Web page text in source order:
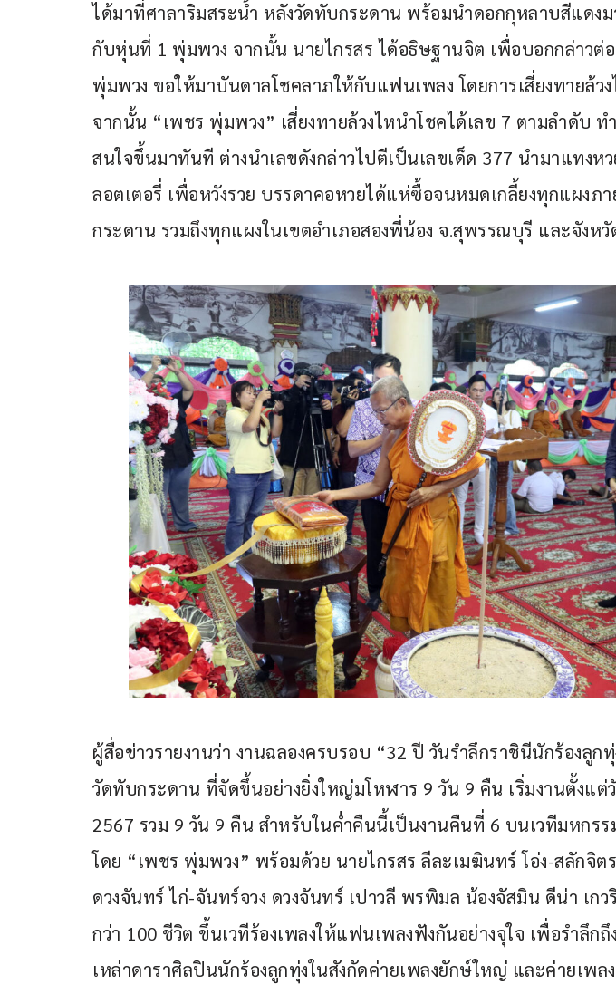
ได้มาที่ศาลาริมสระน้ำ หลังวัดทับกระดาน พร้อมนำดอกกุหลาบสีแดง
กับหุ่นที่ 1 พุ่มพวง จากนั้น นายไกรสร ได้อธิษฐานจิต เพื่อบอกกล่าวต่
พุ่มพวง ขอให้มาบันดาลโชคลาภให้กับแฟนเพลง โดยการเสี่ยงทายล้ว
จากนั้น “เพชร พุ่มพวง” เสี่ยงทายล้วงไหนำโชคได้เลข 7 ตามลำดับ ท
สนใจขึ้นมาทันที ต่างนำเลขดังกล่าวไปตีเป็นเลขเด็ด 377 นำมาแทงห
ลอตเตอรี่ เพื่อหวังรวย บรรดาคอหวยได้แห่ซื้อจนหมดเกลี้ยงทุกแผงภ
กระดาน รวมถึงทุกแผงในเขตอำเภอสองพี่น้อง จ.สุพรรณบุรี และจังหวั
ผู้สื่อข่าวรายงานว่า งานฉลองครบรอบ “32 ปี วันรำลึกราชินีนักร้องลูก
วัดทับกระดาน ที่จัดขึ้นอย่างยิ่งใหญ่มโหฬาร 9 วัน 9 คืน เริ่มงานตั้งแ
2567 รวม 9 วัน 9 คืน สำหรับในค่ำคืนนี้เป็นงานคืนที่ 6 บนเวทีมหกรร
โดย “เพชร พุ่มพวง” พร้อมด้วย นายไกรสร ลีละเมฆินทร์ โอ่ง-สลักจิต
ดวงจันทร์ ไก่-จันทร์จวง ดวงจันทร์ เปาวลี พรพิมล น้องจัสมิน ดีน่า เ
กว่า 100 ชีวิต ขึ้นเวทีร้องเพลงให้แฟนเพลงฟังกันอย่างจุใจ เพื่อรำลึก
เหล่าดาราศิลปินนักร้องลูกทุ่งในสังกัดค่ายเพลงยักษ์ใหญ่ และค่ายเพล